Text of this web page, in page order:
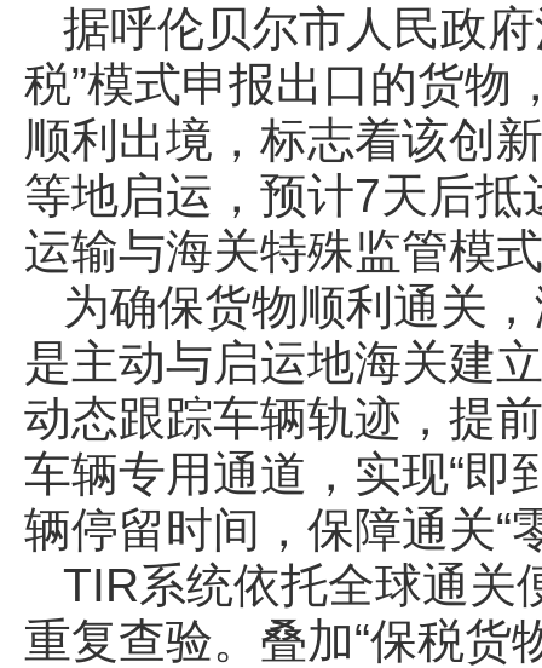
据呼伦贝尔市人民政
税”模式申报出口的货物
顺利出境，标志着该创
等地启运，预计7天后
运输与海关特殊监管模
为确保货物顺利通关
是主动与启运地海关建
动态跟踪车辆轨迹，提
车辆专用通道，实现“即
辆停留时间，保障通关“
TIR系统依托全球通关
重复查验。叠加“保税货